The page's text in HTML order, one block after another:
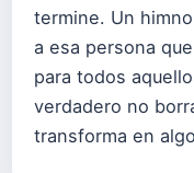
termine. Un
a esa persona
para todos
verdadero no
transforma en